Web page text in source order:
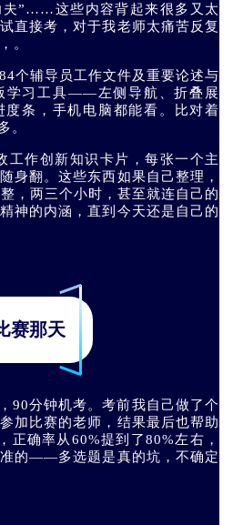
夫”……这些内容背起来很多又太
直接考，对于我老师太痛苦反复
。
个辅导员工作文件及重要论述与
学习工具——左侧导航、折叠展
条，手机电脑都能看。比对着
。
工作创新知识卡片，每张一个主
身翻。这些东西如果自己整理，
，两三个小时，甚至就连自己的
神的内涵，直到今天还是自己的
赛那天
90分钟机考。考前我自己做了个
加比赛的老师，结果最后也帮助
正确率从60%提到了80%左右，
的——多选题是真的坑，不确定